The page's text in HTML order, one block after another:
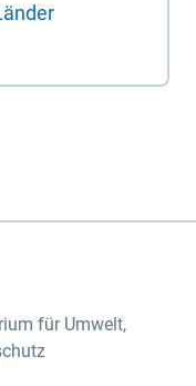
für Umwelt,